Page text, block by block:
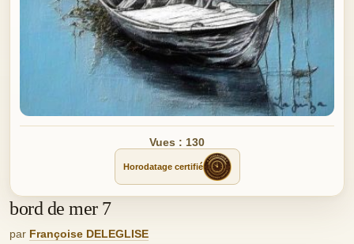
Vues : 130
Horodatage certifié
bord de mer 7
par Françoise DELEGLISE